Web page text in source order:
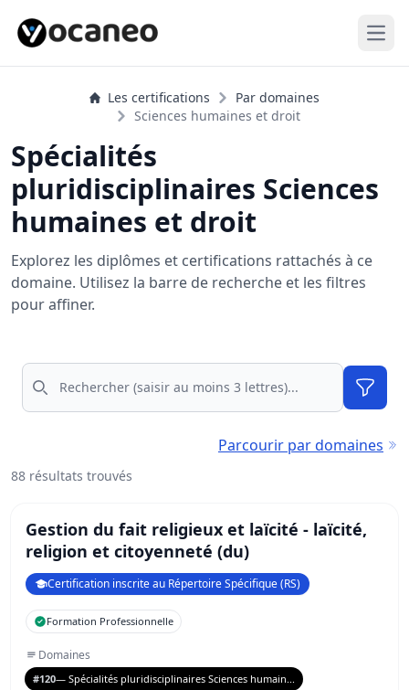
Les certifications
Par domaines
Sciences humaines et droit
Spécialités
pluridisciplinaires Sciences
humaines et droit
Explorez les diplômes et certifications rattachés à ce
domaine. Utilisez la barre de recherche et les filtres
pour affiner.
Rechercher
Filtres
Parcourir par domaines
88 résultats trouvés
Gestion du fait religieux et laïcité - laïcité,
religion et citoyenneté (du)
Certification inscrite au Répertoire Spécifique (RS)
Formation Professionnelle
Domaines
#120— Spécialités pluridisciplinaires Sciences humain...